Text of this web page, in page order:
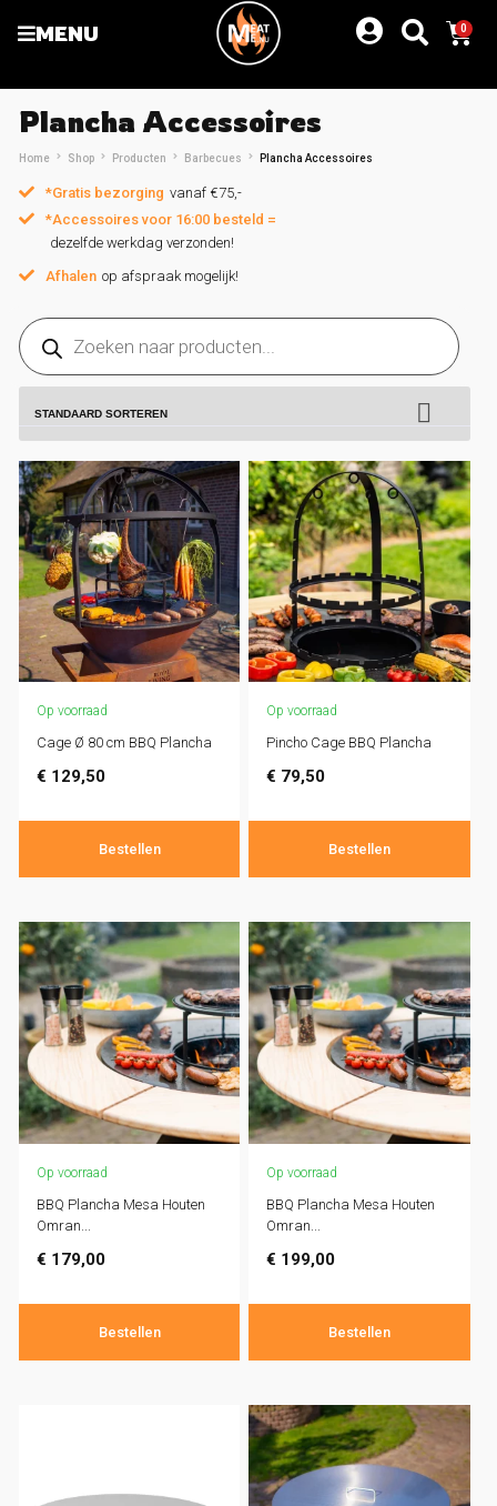
MENU 0
Plancha Accessoires
Home Shop Producten Barbecues Plancha Accessoires
*Gratis bezorging vanaf €75,-
*Accessoires voor 16:00 besteld =
dezelfde werkdag verzonden!
Afhalen op afspraak mogelijk!
Op voorraad
Cage Ø 80 cm BBQ Plancha
€ 129,50
Bestellen
Op voorraad
Pincho Cage BBQ Plancha
€ 79,50
Bestellen
Op voorraad
BBQ Plancha Mesa Houten
Omran...
€ 179,00
Bestellen
Op voorraad
BBQ Plancha Mesa Houten
Omran...
€ 199,00
Bestellen